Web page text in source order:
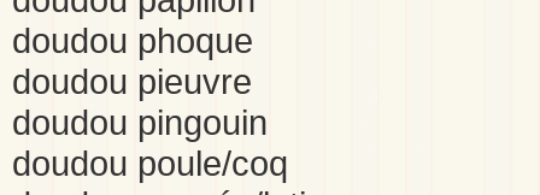
doudou phoque
doudou pieuvre
doudou pingouin
doudou poule/coq